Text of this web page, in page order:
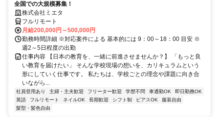
全国での大規模募集！
株式会社ミエタ
フルリモート
月給200,000円～500,000円
勤務時間詳細 ※対応案件による 基本的には 9：00～18：00 目安 ※
週2～5日程度の出勤
仕事内容 【日本の教育を、一緒に前進させませんか？】 「もっと良
い教育を届けたい」 そんな学校現場の想いを、カリキュラムという
形にしていく仕事です。 私たちは、学校ごとの理念や課題に向き合
いながら...
社員登用あり 主婦・主夫歓迎 フリーター歓迎 学歴不問 車通勤OK
即日勤務OK
英語
フルリモート ネイルOK 長期歓迎 シフト制 ピアスOK
服装自由
髪型・髪色自由